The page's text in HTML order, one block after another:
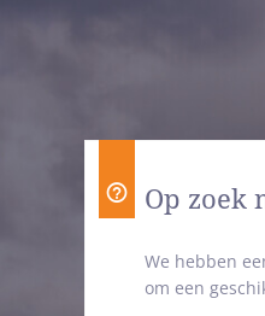
Op zoek
We hebben
om een